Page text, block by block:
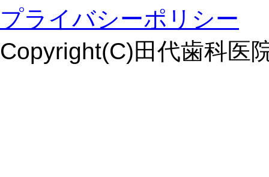
プライバシーポリシー
Copyright(C)田代歯科医